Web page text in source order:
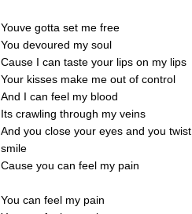
Youve gotta set me free
You devoured my soul
Cause I can taste your lips on my lips
Your kisses make me out of control
And I can feel my blood
Its crawling through my veins
And you close your eyes and you twist
smile
Cause you can feel my pain
You can feel my pain